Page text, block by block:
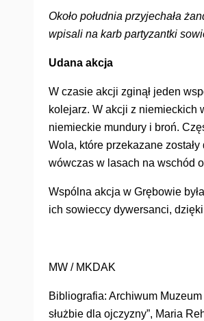
Około południa przyjechała
wpisali na karb partyzantki
Udana akcja
W czasie akcji zginął jeden
kolejarz. W akcji z niemieckich
niemieckie mundury i broń.
Wola, które przekazane
wówczas w lasach na wschód
Wspólna akcja w Grębowie
ich sowieccy dywersanci,
MW / MKDAK
Bibliografia: Archiwum
służbie dla ojczyzny”, Maria